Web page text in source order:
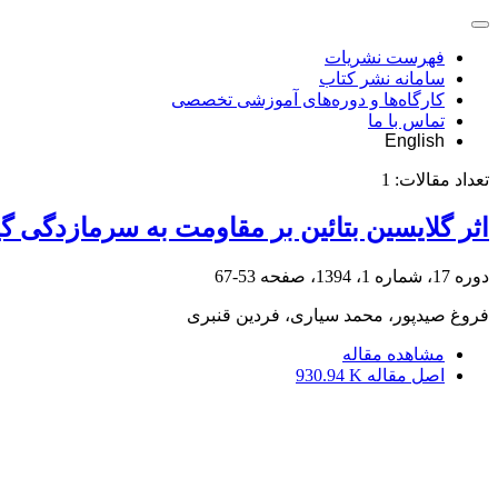
فهرست نشریات
سامانه نشر کتاب
کارگاه‌ها و دوره‌های آموزشی تخصصی
تماس با ما
English
تعداد مقالات: 1
اثر گلایسین بتائین بر مقاومت به سرمازدگی
دوره 17، شماره 1، 1394، صفحه 53-67
فروغ صیدپور، محمد سیاری، فردین قنبری
مشاهده مقاله
اصل مقاله 930.94 K